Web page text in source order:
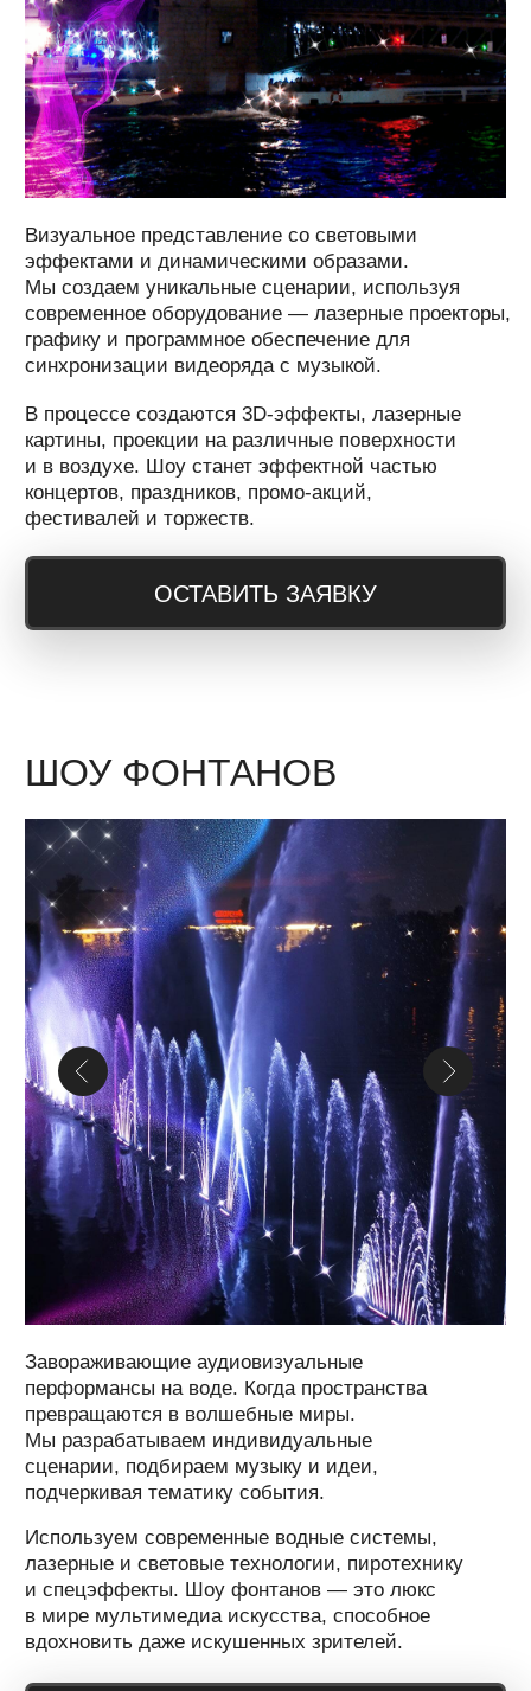
Это искусство оживления зданий и пространств
с помощью света и 3D-эффектов. Мы превращаем
фасады, интерьеры и архитектурные объекты
в динамичные полотна, наполненные движением
цикл — от поиска идеи и создания 3D-моделей
с архитектурной структурой, на которой
АРХИТЕКТУРНАЯ
ПРОЕКЦИЯ
ОСТАВИТЬ ЗАЯВКУ
Это перформанс, сочетающий технологии
и театральное искусство. Когда передовые
мультимедийные системы встречаются
на одной сцене с живыми артистами для
создания интерактивного шоу, захватывая
внимание гостей с первых секунд.
МУЛЬТИМЕДИА
НОМЕРА
ОСТАВИТЬ ЗАЯВКУ
ГОЛОГРАФИЧЕСКОЕ